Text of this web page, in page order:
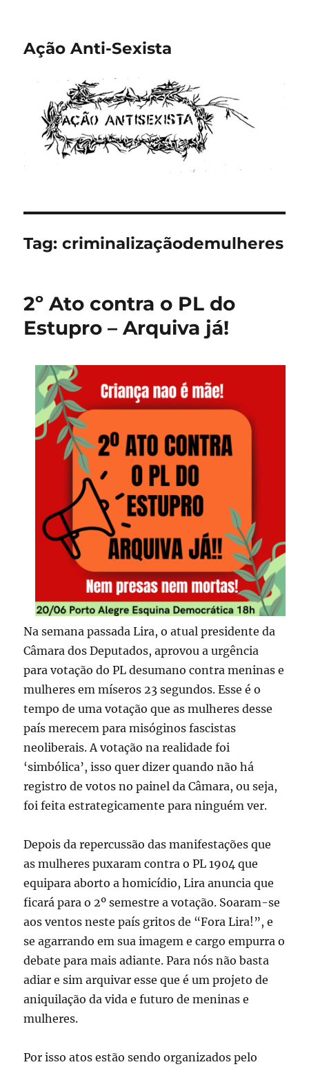
Ação Anti-Sexista
Tag:criminalizaçãodemulheres
2º Ato contra o PL do
Estupro – Arquiva já!
Na semana passada Lira, o atual presidente da
Câmara dos Deputados, aprovou a urgência
para votação do PL desumano contra meninas e
mulheres em míseros 23 segundos. Esse é o
tempo de uma votação que as mulheres desse
país merecem para misóginos fascistas
neoliberais. A votação na realidade foi
‘simbólica’, isso quer dizer quando não há
registro de votos no painel da Câmara, ou seja,
foi feita estrategicamente para ninguém ver.
Depois da repercussão das manifestações que
as mulheres puxaram contra o PL 1904 que
equipara aborto a homicídio, Lira anuncia que
ficará para o 2º semestre a votação. Soaram-se
aos ventos neste país gritos de “Fora Lira!”, e
se agarrando em sua imagem e cargo empurra o
debate para mais adiante. Para nós não basta
adiar e sim arquivar esse que é um projeto de
aniquilação da vida e futuro de meninas e
mulheres.
Por isso atos estão sendo organizados pelo